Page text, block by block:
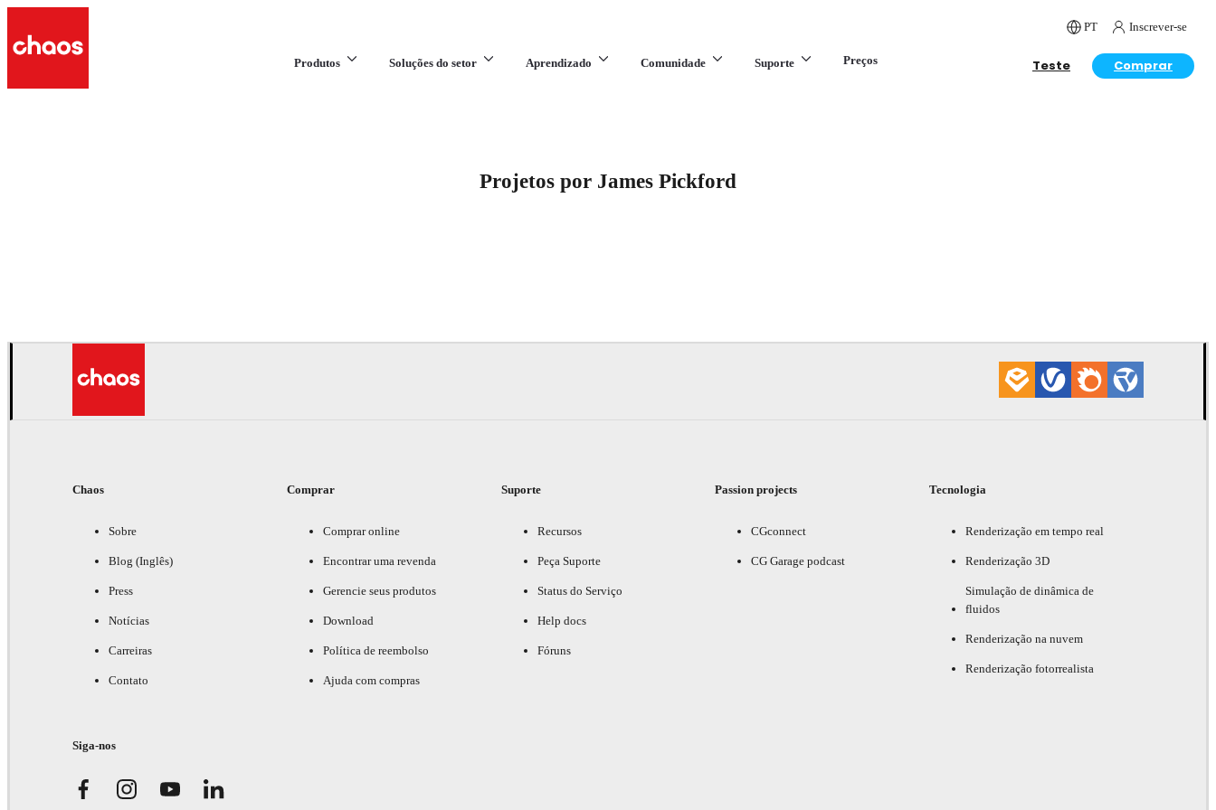
PT Inscrever-se
Produtos Soluções do setor Aprendizado Comunidade Suporte Preços Teste Comprar
Projetos por James Pickford
Chaos
Sobre
Blog (Inglês)
Press
Notícias
Carreiras
Contato
Comprar
Comprar online
Encontrar uma revenda
Gerencie seus produtos
Download
Política de reembolso
Ajuda com compras
Suporte
Recursos
Peça Suporte
Status do Serviço
Help docs
Fóruns
Passion projects
CGconnect
CG Garage podcast
Tecnologia
Renderização em tempo real
Renderização 3D
Simulação de dinâmica de
fluidos
Renderização na nuvem
Renderização fotorrealista
Siga-nos